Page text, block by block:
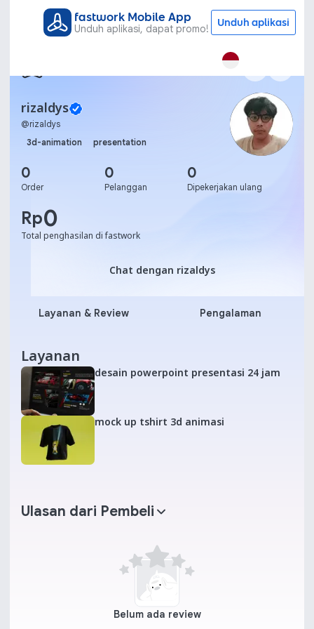
fastwork Mobile App
Unduh aplikasi, dapat promo! Unduh aplikasi
rizaldys
@rizaldys
3d-animation
presentation
0
Order
0
Pelanggan
0
Dipekerjakan ulang
Rp0
Total penghasilan di fastwork
Chat dengan rizaldys
Chat dengan rizaldys
Layanan & Review Pengalaman
Layanan
desain powerpoint presentasi 24 jam
mock up tshirt 3d animasi
Ulasan dari Pembeli
Belum ada review